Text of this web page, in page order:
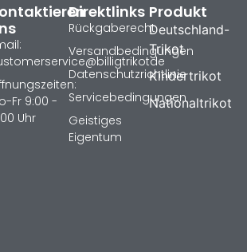
Produkt
Deutschland-
Trikot
Kindertrikot
Nationaltrikot
Direktlinks
Rückgaberecht
Versandbedingungen
Datenschutzrichtlinie
Servicebedingungen
Geistiges
Eigentum
Fr 9:00 -
Uhr